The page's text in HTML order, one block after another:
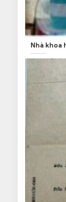
Nhà khoa